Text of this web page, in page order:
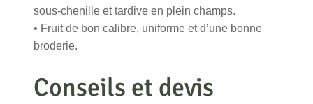
sous-chenille et tardive en plein champs.
• Fruit de bon calibre, uniforme et d’une bonne
broderie.
Conseils et devis